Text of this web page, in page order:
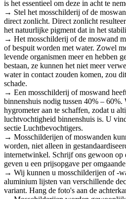
is het essentieel om deze in acht te
→ Stel het mosschilderij of de
direct zonlicht. Direct zonlicht
het natuurlijke pigment dat in het
→ Het mosschilderij of de moswand
of bespuit worden met water. Zowel
levende organismen meer en hebben
bestaan, ze kunnen het niet meer
water in contact zouden komen, zou
schade.
→ Een mosschilderij of moswand
binnenshuis nodig tussen 40% – 60%.
hygrometer aan te schaffen, zodat u
luchtvochtigheid binnenshuis is. U
sectie Luchtbevochtigers.
→ Mosschilderijen of moswanden
worden, niet alleen in
internetwinkel. Schrijf ons gewoon op
geven u een prijsopgave per
→ Wij kunnen u mosschilderijen of -
aluminium lijsten van verschillende
variant. Hang de foto's aan de